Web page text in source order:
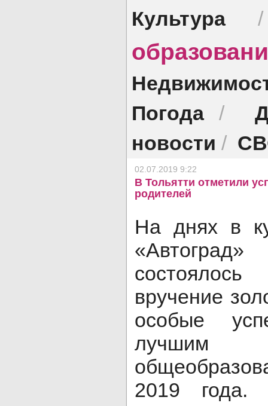
Культура
Погода/
новости /
02.07.2019 9:22
В Тольятти отметили
родителей
На днях в
вручение
особые
лучшим
2019